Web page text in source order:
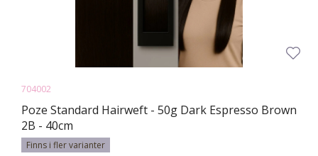
704002
Poze Standard Hairweft - 50g Dark Espresso Brown
2B - 40cm
Finns i fler varianter